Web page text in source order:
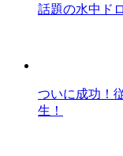
話題の水中ド
ついに成功！
生！